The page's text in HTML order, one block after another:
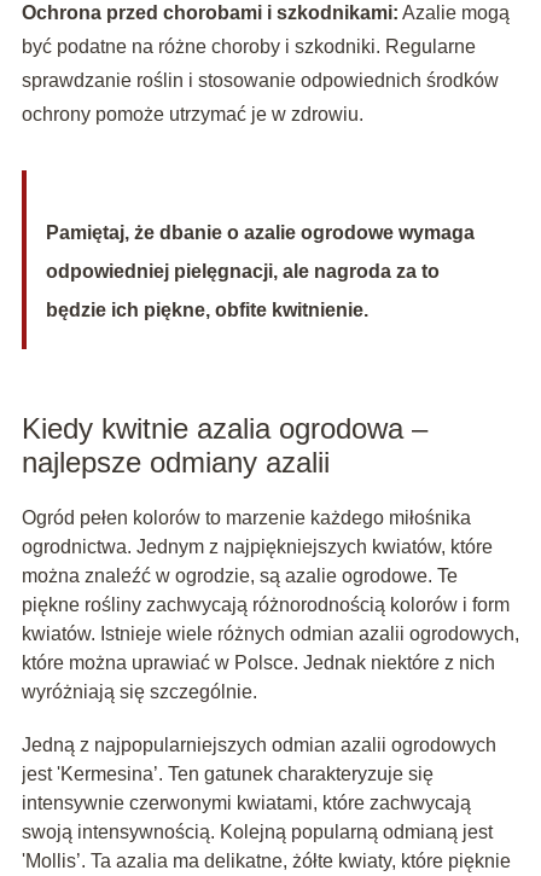
Ochrona przed chorobami i szkodnikami: Azalie mogą
być podatne na różne choroby i szkodniki. Regularne
sprawdzanie roślin i stosowanie odpowiednich środków
ochrony pomoże utrzymać je w zdrowiu.
Pamiętaj, że dbanie o azalie ogrodowe wymaga
odpowiedniej pielęgnacji, ale nagroda za to
będzie ich piękne, obfite kwitnienie.
Kiedy kwitnie azalia ogrodowa –
najlepsze odmiany azalii
Ogród pełen kolorów to marzenie każdego miłośnika
ogrodnictwa. Jednym z najpiękniejszych kwiatów, które
można znaleźć w ogrodzie, są azalie ogrodowe. Te
piękne rośliny zachwycają różnorodnością kolorów i form
kwiatów. Istnieje wiele różnych odmian azalii ogrodowych,
które można uprawiać w Polsce. Jednak niektóre z nich
wyróżniają się szczególnie.
Jedną z najpopularniejszych odmian azalii ogrodowych
jest 'Kermesina’. Ten gatunek charakteryzuje się
intensywnie czerwonymi kwiatami, które zachwycają
swoją intensywnością. Kolejną popularną odmianą jest
'Mollis’. Ta azalia ma delikatne, żółte kwiaty, które pięknie